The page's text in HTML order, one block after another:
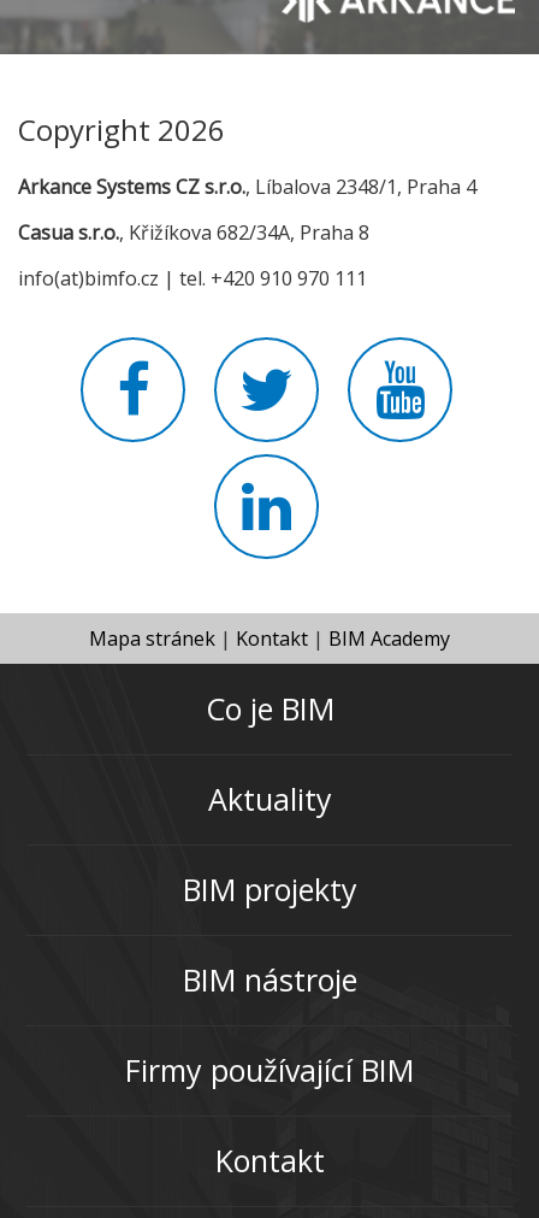
Copyright 2026
Arkance Systems CZ s.r.o., Líbalova 2348/1, Praha 4
Casua s.r.o., Křižíkova 682/34A, Praha 8
info(at)bimfo.cz | tel. +420 910 970 111
Mapa stránek | Kontakt | BIM Academy
Co je BIM
Aktuality
BIM projekty
BIM nástroje
Firmy používající BIM
Kontakt